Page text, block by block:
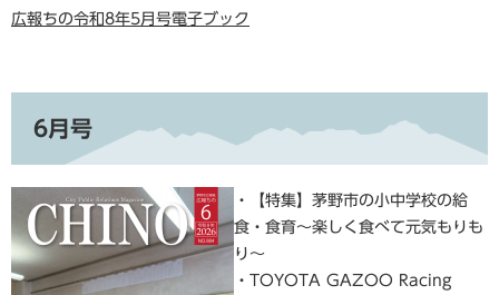
広報ちの令和8年5月号電子ブック
6月号
・【特集】茅野市の小中学校の給
食・食育～楽しく食べて元気もりも
り～
・TOYOTA GAZOO Racing